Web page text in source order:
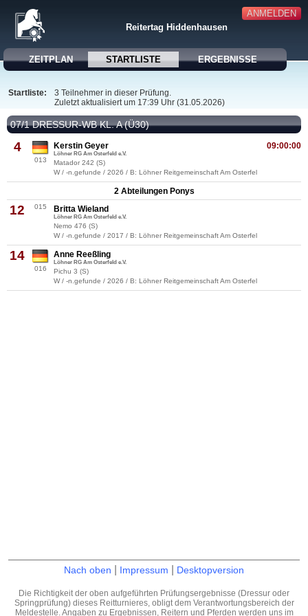
ANMELDEN
Reitertag Hiddenhausen
ZEITPLAN STARTLISTE ERGEBNISSE
Startliste:
3 Teilnehmer in dieser Prüfung.
Zuletzt aktualisiert um 17:39 Uhr (31.05.2026)
07/1 DRESSUR-WB KL. A (Ü30)
4
013
09:00:00
Kerstin Geyer
Löhner RG Am Osterfeld e.V.
Matador 242 (S)
W / -n.gefunde / 2026 / B: Löhner Reitgemeinschaft Am Osterfel
2 Abteilungen Ponys
12 015 Britta Wieland
Löhner RG Am Osterfeld e.V.
Nemo 476 (S)
W / -n.gefunde / 2017 / B: Löhner Reitgemeinschaft Am Osterfel
14
016
Anne Reeßling
Löhner RG Am Osterfeld e.V.
Pichu 3 (S)
W / -n.gefunde / 2026 / B: Löhner Reitgemeinschaft Am Osterfel
Nach oben Impressum Desktopversion
Die Richtigkeit der oben aufgeführten Prüfungsergebnisse (Dressur oder
Springprüfung) dieses Reitturnieres, obligt dem Verantwortungsbereich der
Meldestelle. Angaben zu Ergebnissen, Reitern und Pferden werden uns im